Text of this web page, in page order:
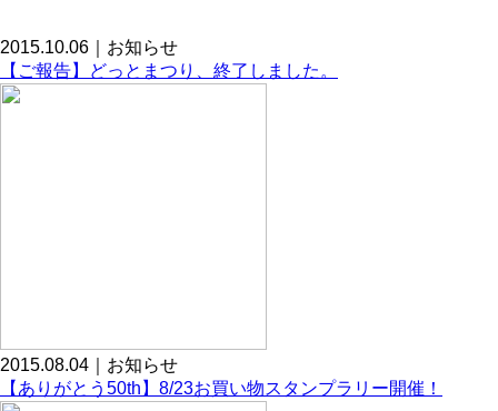
2015.10.06｜お知らせ
【ご報告】どっとまつり、終了しました。
2015.08.04｜お知らせ
【ありがとう50th】8/23お買い物スタンプラリー開催！